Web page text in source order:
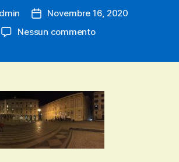
DataNovembre 16, 2020
Nessun commentosu